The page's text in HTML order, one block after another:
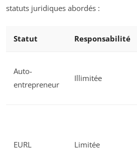
statuts juridiques abordés :
Statut Responsabilité
Auto-
entrepreneur
Illimitée
EURL Limitée